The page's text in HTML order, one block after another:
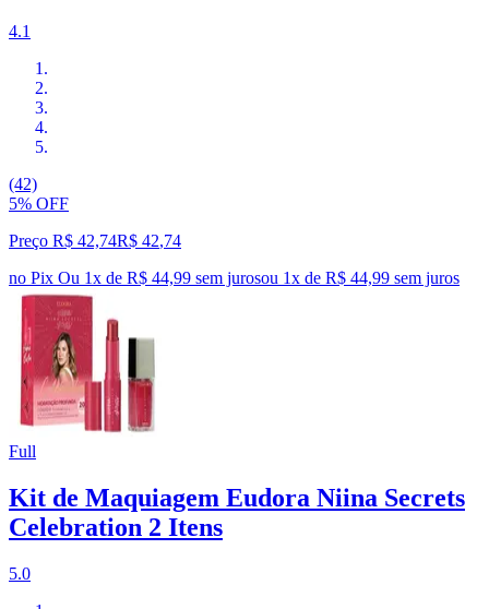
4.1
(42)
5% OFF
Preço R$ 42,74R$ 42,74
no Pix Ou 1x de R$ 44,99 sem jurosou 1x de R$ 44,99 sem juros
Full
Kit de Maquiagem Eudora Niina Secrets
Celebration 2 Itens
5.0